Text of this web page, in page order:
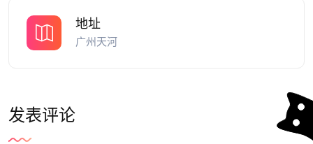
地址
广州天河
发表评论